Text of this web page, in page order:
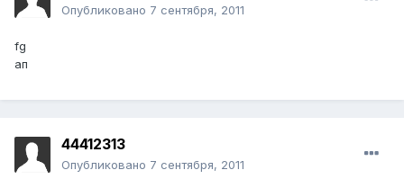
Опубликовано 7 сентября, 2011
fg
ап
44412313
Опубликовано 7 сентября, 2011